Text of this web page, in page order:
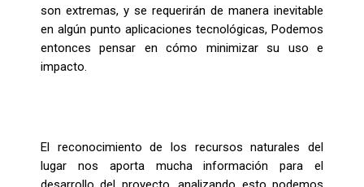
son extremas, y se requerirán de manera inevitable
en algún punto aplicaciones tecnológicas, Podemos
entoncespensar en cómo minimizar su uso e
impacto.
El reconocimiento de los recursos naturales del
lugar nos aporta mucha información para el